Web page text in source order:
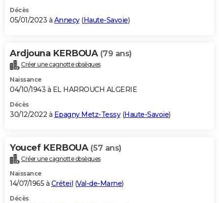
Décès
05/01/2023 à Annecy(Haute-Savoie)
Ardjouna KERBOUA (79 ans)
Créer une cagnotte obsèques
Naissance
04/10/1943 à EL HARROUCH ALGERIE
Décès
30/12/2022 à Epagny Metz-Tessy(Haute-Savoie)
Youcef KERBOUA (57 ans)
Créer une cagnotte obsèques
Naissance
14/07/1965 à Créteil (Val-de-Marne)
Décès